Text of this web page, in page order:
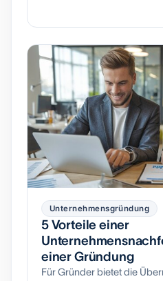
Unternehmensgründung
5 Vorteile einer
einer Gründung
Für Gründer bietet die